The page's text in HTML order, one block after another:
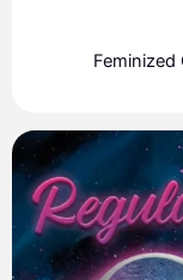
Feminized